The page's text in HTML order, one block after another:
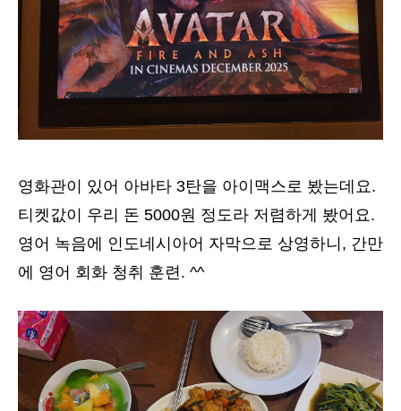
영화관이 있어 아바타 3탄을 아이맥스로 봤는데요.
티켓값이 우리 돈 5000원 정도라 저렴하게 봤어요.
영어 녹음에 인도네시아어 자막으로 상영하니, 간만
에 영어 회화 청취 훈련. ^^